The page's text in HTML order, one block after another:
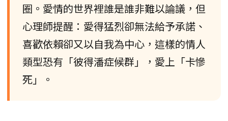
圈。愛情的世界裡誰是誰非難以論議，但
心理師提醒：愛得猛烈卻無法給予承諾、
喜歡依賴卻又以自我為中心，這樣的情人
類型恐有「彼得潘症候群」，愛上「卡慘
死」。